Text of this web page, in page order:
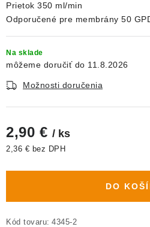
VÝPREDAJ
Moja objednávka
Prietok 350 ml/min
Odporučené pre membrány 50
Na sklade
11.8.2026
Možnosti doručenia
2,90 € / ks
2,36 € bez DPH
DO
Kód tovaru: 4345-2